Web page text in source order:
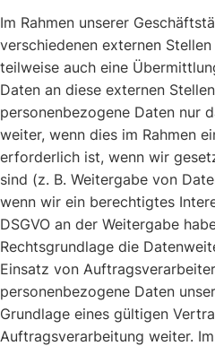
Im Rahmen unserer
verschiedenen externen
teilweise auch eine
Daten an diese externen
personenbezogene Daten nur
weiter, wenn dies im Rahmen
erforderlich ist, wenn wir
sind (z. B. Weitergabe von
wenn wir ein berechtigtes
DSGVO an der Weitergabe
Rechtsgrundlage die
Einsatz von
personenbezogene Daten
Grundlage eines gültigen
Auftragsverarbeitung weiter.